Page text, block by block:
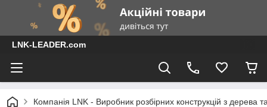
LNK-LEADER.com
Компанія LNK - Виробник розбірних конструкцій з дерева